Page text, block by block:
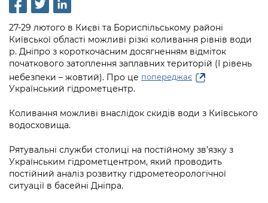
Рішення та розпорядження
Проєкти розпоряджень, що
перебувають на погодженні КМВА
Рішення Київради
Контактна інформація
Графік роботи та прийому громадян
Вакансії
Статистика
Освіта та навчальні заклади
Дороги, транспорт та парковки
Навколишнє середовище міста
Містобудування та земельні ділянки
Культура, спорт, дозвілля
Фінанси та бюджет
Безпека та правопорядок
Громадська експертиза
Громадський бюджет
Консультації з громадськістю
Громадська рада
Петиції
Контактний центр
Допомога учасникам АТО
Інформація з обмеженим доступом
Подати запит онлайн
Проекти нормативно-правових та
інших актів
Нормативна база
інформацію
Порядок оскарження рішень, дій чи
бездіяльності розпорядників інформації
Медіагалерея
Підписатися на новини та анонси від
КМДА / Subscribe to announcements
from the KCSA
Порядок акредитації медіа /
Подати журналістський запит /
Submitting a media request
Зйомки в лікарнях в умовах воєнного
стану / Rules for media coverage of
hospitals at work under martial law
Портал Послуг
27-29 лютого в Києві та Бориспільському районі
Київської області можливі різкі коливання рівнів води
р. Дніпро з короткочасним досягненням відміток
початкового затоплення заплавних територій (І рівень
небезпеки – жовтий). Про це попереджає
Український гідрометцентр.
Коливання можливі внаслідок скидів води з Київського
водосховища.
Рятувальні служби столиці на постійному зв’язку з
Українським гідрометцентром, який проводить
постійний аналіз розвитку гідрометеорологічної
ситуації в басейні Дніпра.